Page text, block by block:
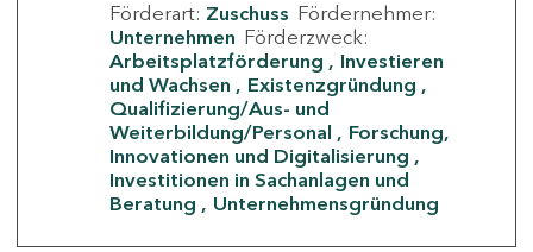
Förderart: Zuschuss Fördernehmer:
Unternehmen Förderzweck:
Arbeitsplatzförderung
Investieren
und Wachsen
Existenzgründung
Qualifizierung/Aus- und
Weiterbildung/Personal
Forschung,
Innovationen und Digitalisierung
Investitionen in Sachanlagen und
Beratung
Unternehmensgründung